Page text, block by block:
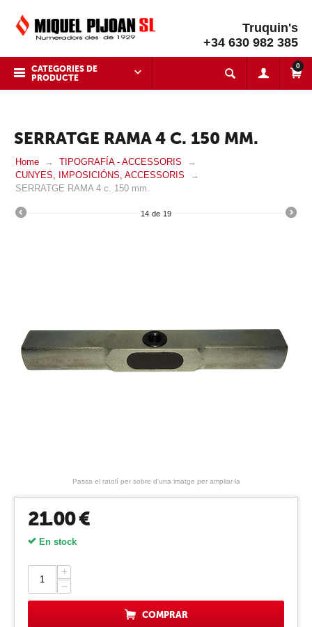
Truquin's
+34 630 982 385
CATEGORIES DE
PRODUCTE
0
SERRATGE RAMA 4 C. 150 MM.
Home
TIPOGRAFÍA - ACCESSORIS
CUNYES, IMPOSICIÓNS, ACCESSORIS
SERRATGE RAMA 4 c. 150 mm.
14 de 19
Passa el ratolí per sobre d'una imatge per ampliar-la
21.00€
En stock
+
−
COMPRAR